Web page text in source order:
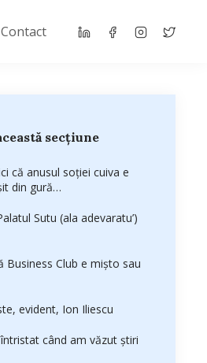
Contact
secțiune
că anusul soţiei cuiva e
din gură…
Sutu (ala adevaratu’)
Business Club e mişto sau
evident, Ion Iliescu
când am văzut ştiri